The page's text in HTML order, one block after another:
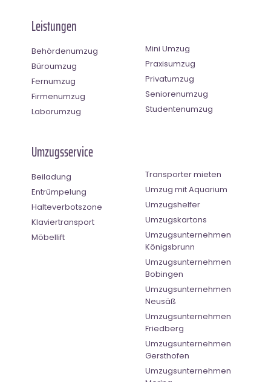
Leistungen
Behördenumzug
Büroumzug
Fernumzug
Firmenumzug
Laborumzug
Mini Umzug
Praxisumzug
Privatumzug
Seniorenumzug
Studentenumzug
Umzugsservice
Beiladung
Entrümpelung
Halteverbotszone
Klaviertransport
Möbellift
Transporter mieten
Umzug mit Aquarium
Umzugshelfer
Umzugskartons
Umzugsunternehmen
Königsbrunn
Umzugsunternehmen
Bobingen
Umzugsunternehmen
Neusäß
Umzugsunternehmen
Friedberg
Umzugsunternehmen
Gersthofen
Umzugsunternehmen